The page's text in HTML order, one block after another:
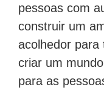
pessoas com
construir um
acolhedor para
criar um
para as